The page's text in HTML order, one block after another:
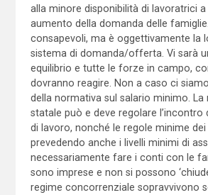
alla minore disponibilità di lavoratrici
aumento della domanda delle
consapevoli, ma è oggettivamente la
sistema di domanda/offerta. Vi sarà
equilibrio e tutte le forze in campo,
dovranno reagire. Non a caso ci
della normativa sul salario minimo. La
statale può e deve regolare
di lavoro, nonché le regole minime
prevedendo anche i livelli minimi di
necessariamente fare i conti con le
sono imprese e non si possono
regime concorrenziale sopravvivono